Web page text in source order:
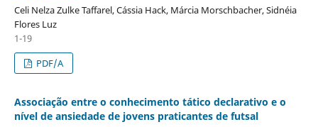
Celi Nelza Zulke Taffarel, Cássia Hack, Márcia Morschbacher, Sidnéia
Flores Luz
1-19
PDF/A
Associação entre o conhecimento tático declarativo e o
nível de ansiedade de jovens praticantes de futsal